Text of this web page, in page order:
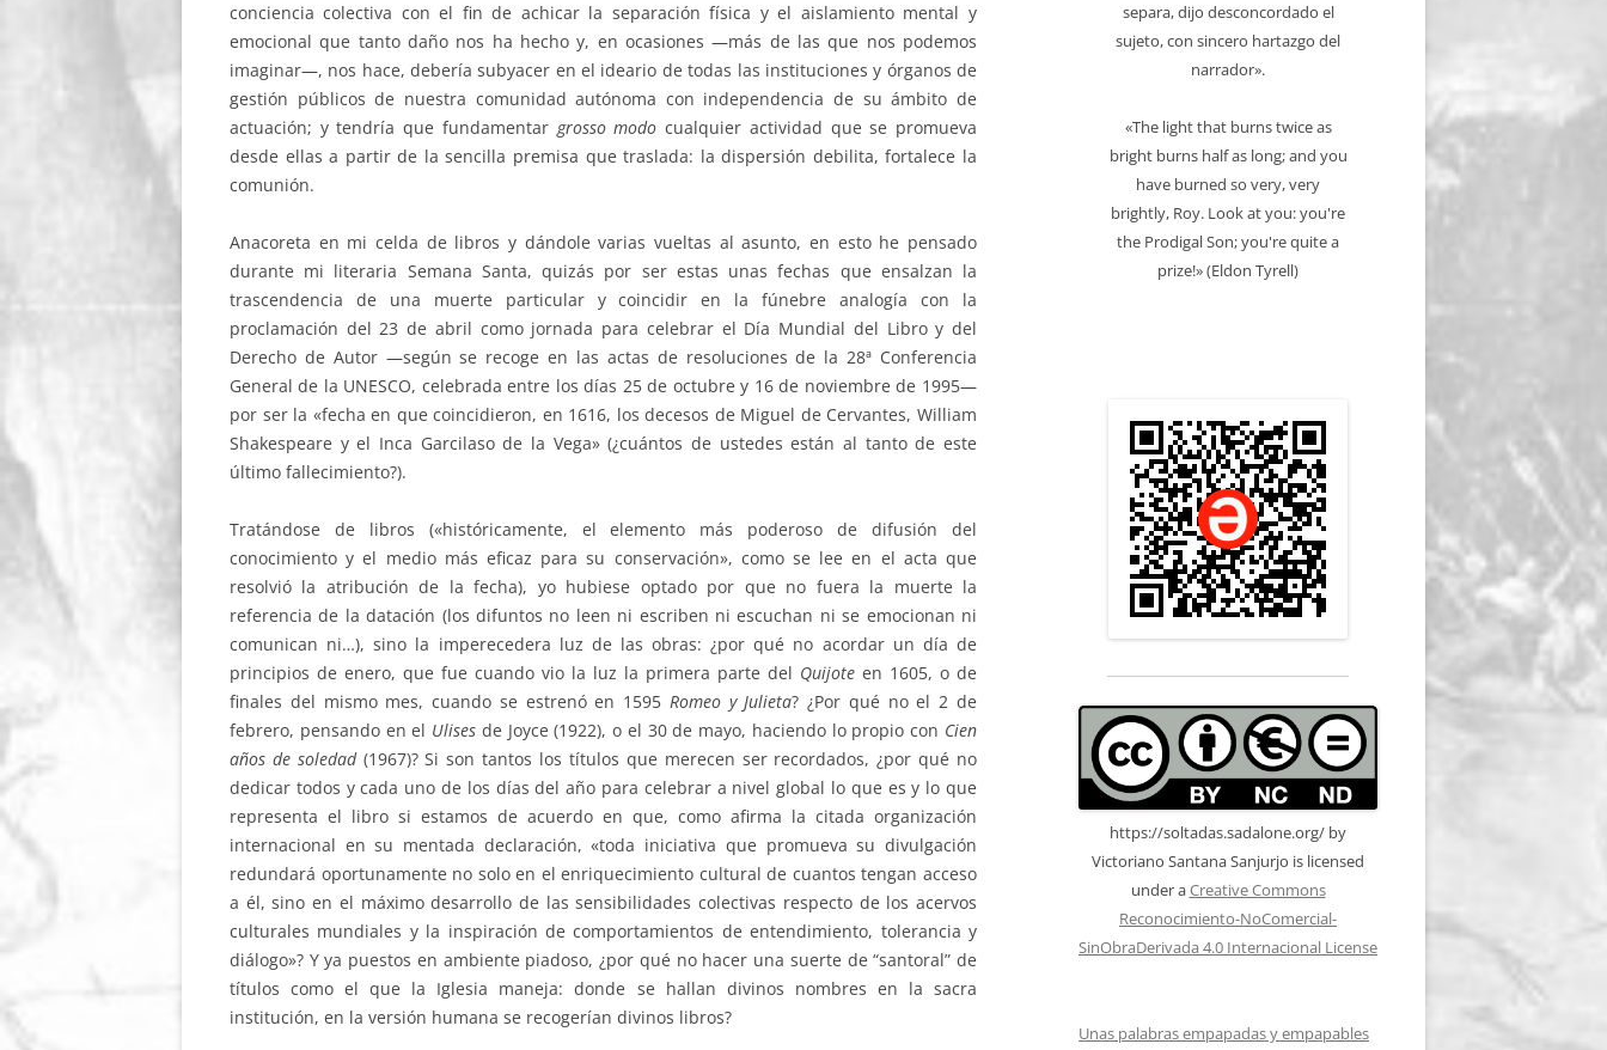
conciencia colectiva con el fin de achicar la separación física y el aislamiento mental y
emocional que tanto daño nos ha hecho y, en ocasiones —más de las que nos podemos
imaginar—, nos hace, debería subyacer en el ideario de todas las instituciones y órganos de
gestión públicos de nuestra comunidad autónoma con independencia de su ámbito de
actuación; y tendría que fundamentar grosso modocualquier actividad que se promueva
desde ellas a partir de la sencilla premisa que traslada: la dispersión debilita, fortalece la
comunión.
Anacoreta en mi celda de libros y dándole varias vueltas al asunto, en esto he pensado
durante mi literaria Semana Santa, quizás por ser estas unas fechas que ensalzan la
trascendencia de una muerte particular y coincidir en la fúnebre analogía con la
proclamación del 23 de abril como jornada para celebrar el Día Mundial del Libro y del
Derecho de Autor —según se recoge en las actas de resoluciones de la 28ª Conferencia
General de la UNESCO, celebrada entre los días 25 de octubre y 16 de noviembre de 1995—
por ser la «fecha en que coincidieron, en 1616, los decesos de Miguel de Cervantes, William
Shakespeare y el Inca Garcilaso de la Vega» (¿cuántos de ustedes están al tanto de este
último fallecimiento?).
Tratándose de libros («históricamente, el elemento más poderoso de difusión del
conocimiento y el medio más eficaz para su conservación», como se lee en el acta que
resolvió la atribución de la fecha), yo hubiese optado por que no fuera la muerte la
referencia de la datación (los difuntos no leen ni escriben ni escuchan ni se emocionan ni
comunican ni…), sino la imperecedera luz de las obras: ¿por qué no acordar un día de
principios de enero, que fue cuando vio la luz la primera parte del Quijote en 1605, o de
finales del mismo mes, cuando se estrenó en 1595 Romeo y Julieta? ¿Por qué no el 2 de
febrero, pensando en el Ulises de Joyce (1922), o el 30 de mayo, haciendo lo propio con Cien
años de soledad (1967)? Si son tantos los títulos que merecen ser recordados, ¿por qué no
dedicar todos y cada uno de los días del año para celebrar a nivel global lo que es y lo que
representa el libro si estamos de acuerdo en que, como afirma la citada organización
internacional en su mentada declaración, «toda iniciativa que promueva su divulgación
redundará oportunamente no solo en el enriquecimiento cultural de cuantos tengan acceso
a él, sino en el máximo desarrollo de las sensibilidades colectivas respecto de los acervos
culturales mundiales y la inspiración de comportamientos de entendimiento, tolerancia y
diálogo»? Y ya puestos en ambiente piadoso, ¿por qué no hacer una suerte de “santoral” de
títulos como el que la Iglesia maneja: donde se hallan divinos nombres en la sacra
institución, en la versión humana se recogerían divinos libros?
separa, dijo desconcordado el
sujeto, con sincero hartazgo del
narrador».
«The light that burns twice as
bright burns half as long; and you
have burned so very, very
brightly, Roy. Look at you: you're
the Prodigal Son; you're quite a
prize!» (Eldon Tyrell)
https://soltadas.sadalone.org/ by
Victoriano Santana Sanjurjo is licensed
under aCreative Commons
Reconocimiento-NoComercial-
SinObraDerivada 4.0 Internacional License
Unas palabras empapadas y empapables